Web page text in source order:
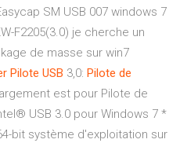
SM USB 007 windows 7
F2205(3.0) je cherche un
de masse sur win7
Pilote USB 3,0: Pilote de
est pour Pilote de
USB 3.0 pour Windows 7 *
bit système d'exploitation sur